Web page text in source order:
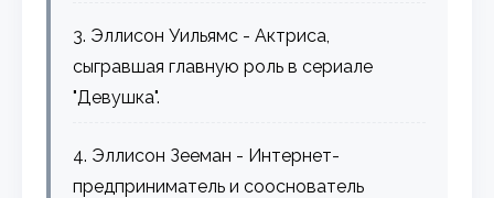
3. Эллисон Уильямс - Актриса,
сыгравшая главную роль в сериале
"Девушка".
4. Эллисон Зееман - Интернет-
предприниматель и сооснователь